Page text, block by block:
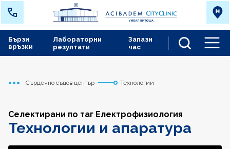
Лабораторни
резултати
Запази
час
Бързи
връзки
Начало
Сърдечно съдов център Технологии
Селектирани по таг Електрофизиология
Технологии и апаратура